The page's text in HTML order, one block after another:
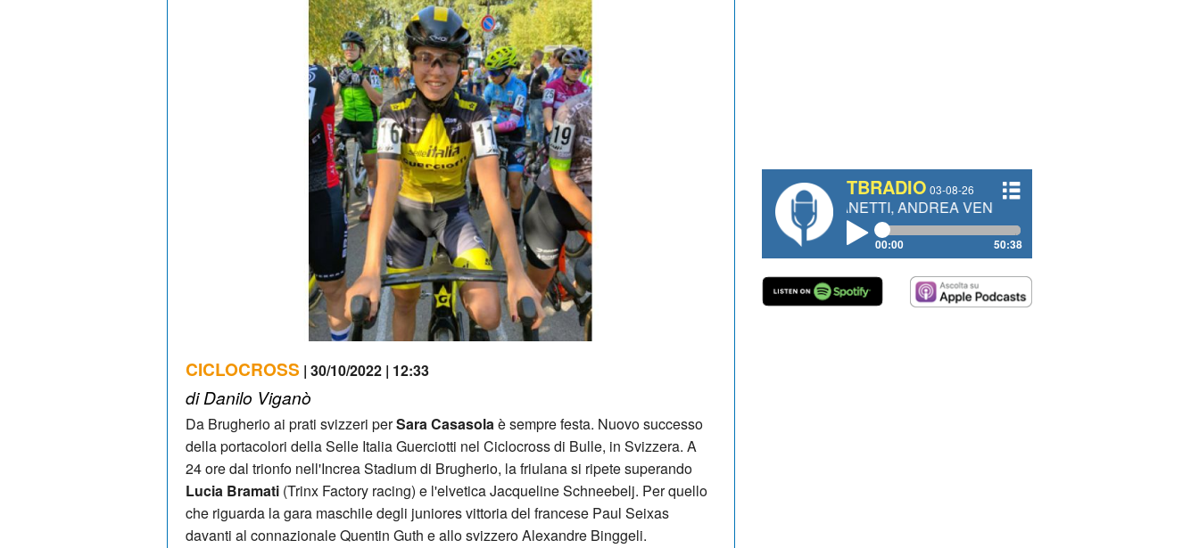
CICLOCROSS | 30/10/2022 | 12:33
di Danilo Viganò
Da Brugherio ai prati svizzeri perSara Casasolaè sempre festa. Nuovo successo
della portacolori della Selle Italia Guerciotti nel Ciclocross di Bulle, in Svizzera. A
24 ore dal trionfo nell'Increa Stadium di Brugherio, la friulana si ripete superando
Lucia Bramati (Trinx Factory racing) e l'elvetica Jacqueline Schneebelj. Per quello
che riguarda la gara maschile degli juniores vittoria del francese Paul Seixas
davanti al connazionale Quentin Guth e allo svizzero Alexandre Binggeli.
TBRADIO 03-08-26
#334 CHARLY WEGELIUS, MAURO GIANETTI, ANDREA VENDRAME, FILIPPO FIORELLI
00:00 50:38